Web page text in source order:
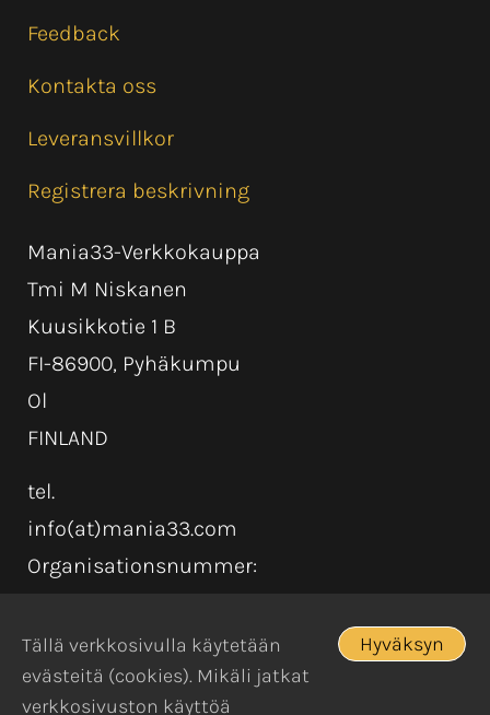
Feedback
Kontakta oss
Leveransvillkor
Registrera beskrivning
Mania33-Verkkokauppa
Tmi M Niskanen
Kuusikkotie 1 B
FI-86900, Pyhäkumpu
Ol
FINLAND
tel.
info(at)mania33.com
Organisationsnummer:
Tällä verkkosivulla käytetään
evästeitä (cookies). Mikäli jatkat
verkkosivuston käyttöä
Hyväksyn